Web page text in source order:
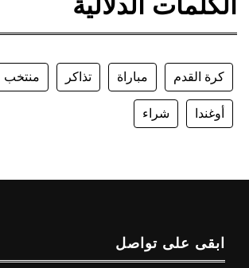
كرة القدم مباراة تذاكر منتخب
أوغندا شراء
ابقى على تواصل